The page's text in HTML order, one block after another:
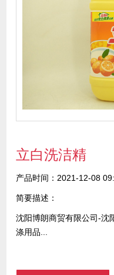
立白洗洁精
产品时间：2021-12-08
简要描述：
沈阳博朗商贸有限公司-沈
涤用品...